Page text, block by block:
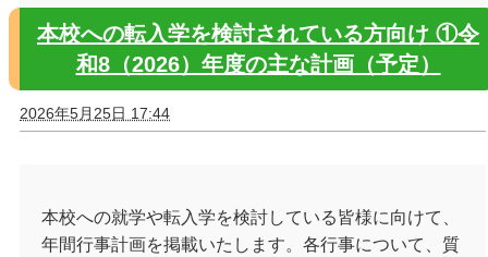
本校への転入学を検討されている方向け ①令
和8（2026）年度の主な計画（予定）
2026年5月25日 17:44
本校への就学や転入学を検討している皆様に向けて、
年間行事計画を掲載いたします。各行事について、質